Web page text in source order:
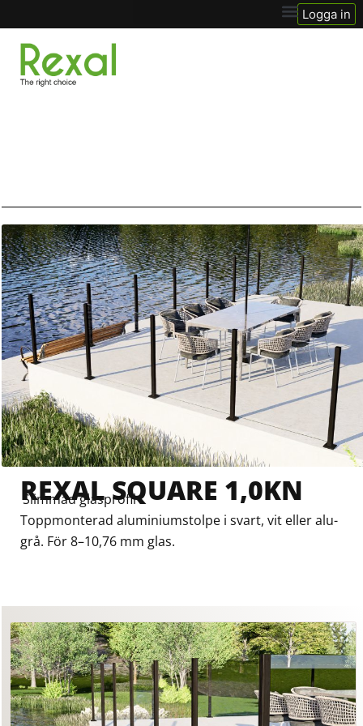
Logga in
REXAL SQUARE 1,0KN
Slimmad glasprofil
Toppmonterad aluminiumstolpe i svart, vit eller alu-
grå. För 8–10,76 mm glas.